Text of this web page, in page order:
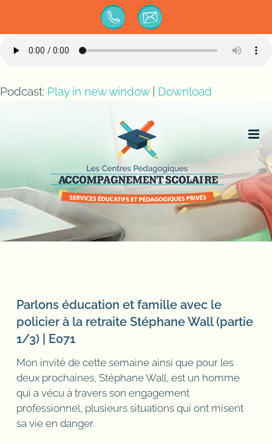
Podcast: Play in new window| Download
Parlons éducation et famille avec le
policier à la retraite Stéphane Wall (partie
1/3) | E071
Mon invité de cette semaine ainsi que pour les
deux prochaines, Stéphane Wall, est un homme
qui a vécu à travers son engagement
professionnel, plusieurs situations qui ont misent
sa vie en danger.